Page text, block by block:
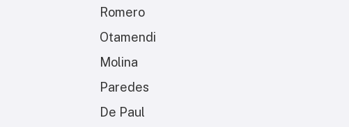
Romero
Otamendi
Molina
Paredes
De Paul